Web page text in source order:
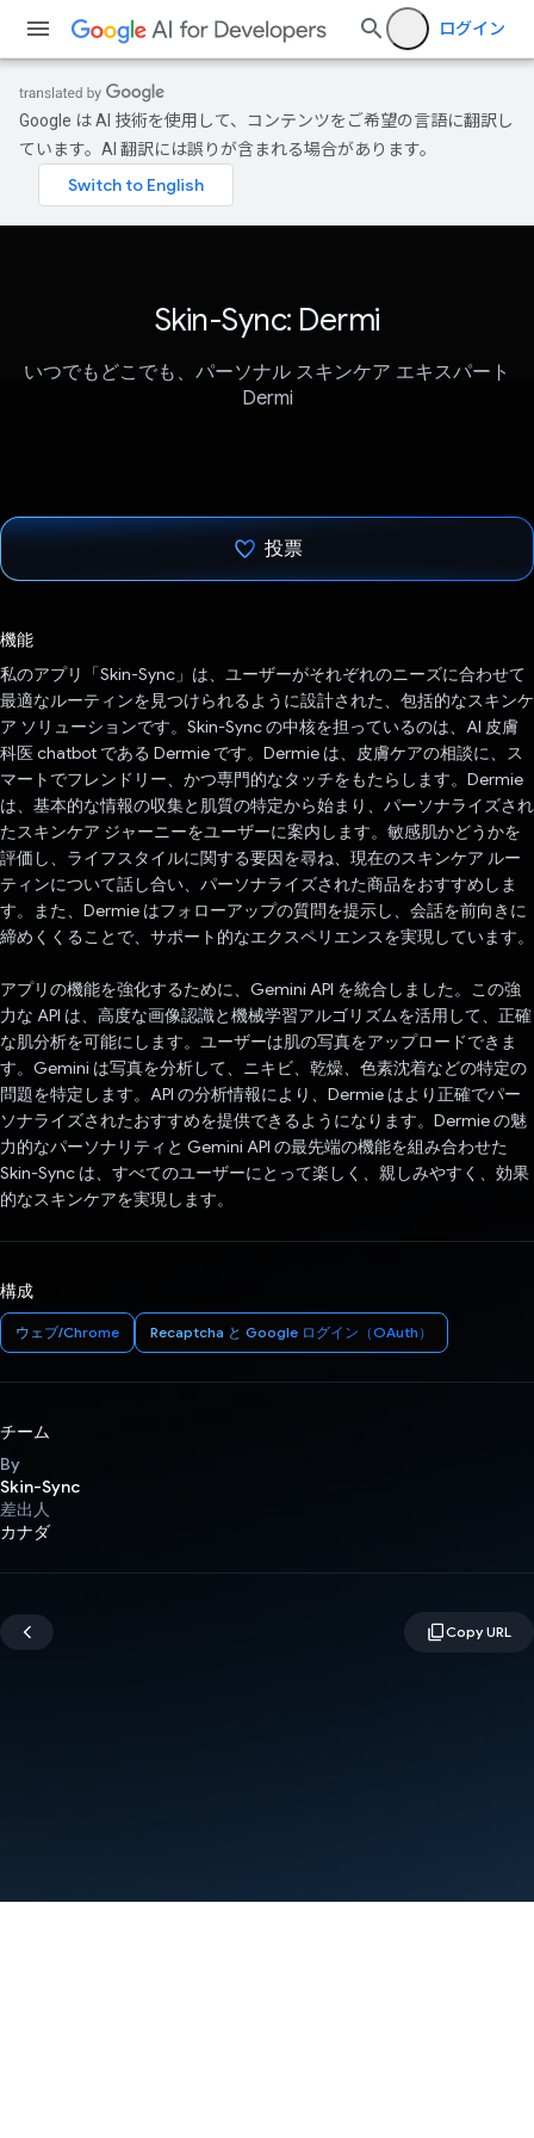
ログイン
Google は AI 技術を使用して、コンテンツをご希望の言語に翻訳し
ています。AI 翻訳には誤りが含まれる場合があります。
Skin-Sync: Dermi
いつでもどこでも、パーソナル スキンケア エキスパート
Dermi
投票
機能
私のアプリ「Skin-Sync」は、ユーザーがそれぞれのニーズに合わせて
最適なルーティンを見つけられるように設計された、包括的なスキンケ
ア ソリューションです。Skin-Sync の中核を担っているのは、AI 皮膚
科医 chatbot である Dermie です。Dermie は、皮膚ケアの相談に、ス
マートでフレンドリー、かつ専門的なタッチをもたらします。Dermie
は、基本的な情報の収集と肌質の特定から始まり、パーソナライズされ
たスキンケア ジャーニーをユーザーに案内します。敏感肌かどうかを
評価し、ライフスタイルに関する要因を尋ね、現在のスキンケア ルー
ティンについて話し合い、パーソナライズされた商品をおすすめしま
す。また、Dermie はフォローアップの質問を提示し、会話を前向きに
締めくくることで、サポート的なエクスペリエンスを実現しています。
アプリの機能を強化するために、Gemini API を統合しました。この強
力な API は、高度な画像認識と機械学習アルゴリズムを活用して、正確
な肌分析を可能にします。ユーザーは肌の写真をアップロードできま
す。Gemini は写真を分析して、ニキビ、乾燥、色素沈着などの特定の
問題を特定します。API の分析情報により、Dermie はより正確でパー
ソナライズされたおすすめを提供できるようになります。Dermie の魅
力的なパーソナリティと Gemini API の最先端の機能を組み合わせた
Skin-Sync は、すべてのユーザーにとって楽しく、親しみやすく、効果
的なスキンケアを実現します。
構成
ウェブ/Chrome Recaptcha と Google ログイン（OAuth）
チーム
By
Skin-Sync
差出人
カナダ